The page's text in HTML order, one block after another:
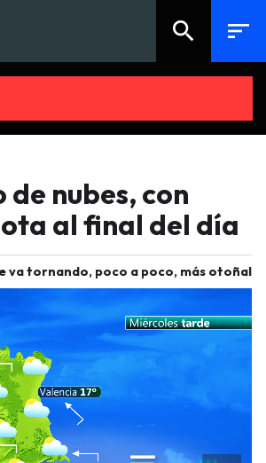
search sort
de nubes, con
al final del día
va tornando, poco a poco, más otoñal